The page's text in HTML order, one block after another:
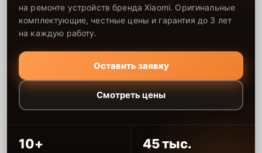
на ремонте устройств бренда Xiaomi. Оригинальные
комплектующие, честные цены и гарантия до 3 лет
на каждую работу.
Оставить заявку
Смотреть цены
10+ 45 тыс.